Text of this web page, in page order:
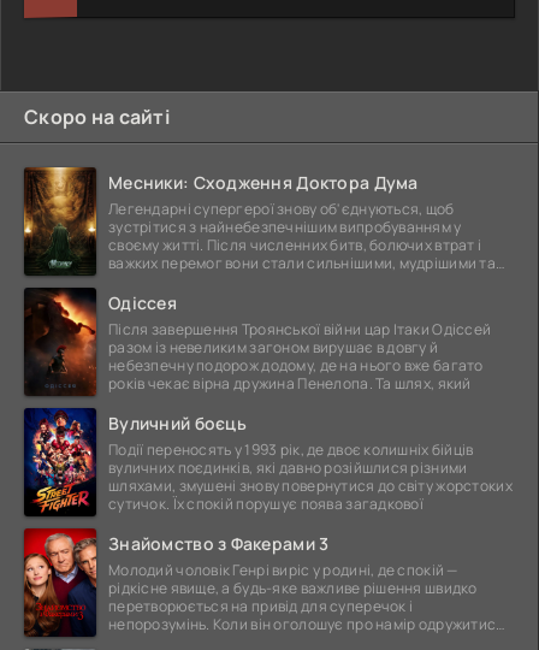
Скоро на сайті
Месники: Сходження Доктора Дума
Легендарні супергерої знову об'єднуються, щоб
зустрітися з найнебезпечнішим випробуванням у
своєму житті. Після численних битв, болючих втрат і
важких перемог вони стали сильнішими, мудрішими та
Одіссея
Після завершення Троянської війни цар Ітаки Одіссей
разом із невеликим загоном вирушає в довгу й
небезпечну подорож додому, де на нього вже багато
років чекає вірна дружина Пенелопа. Та шлях, який
Вуличний боєць
Події переносять у 1993 рік, де двоє колишніх бійців
вуличних поєдинків, які давно розійшлися різними
шляхами, змушені знову повернутися до світу жорстоких
сутичок. Їх спокій порушує поява загадкової
Знайомство з Факерами 3
Молодий чоловік Генрі виріс у родині, де спокій —
рідкісне явище, а будь-яке важливе рішення швидко
перетворюється на привід для суперечок і
непорозумінь. Коли він оголошує про намір одружитися,